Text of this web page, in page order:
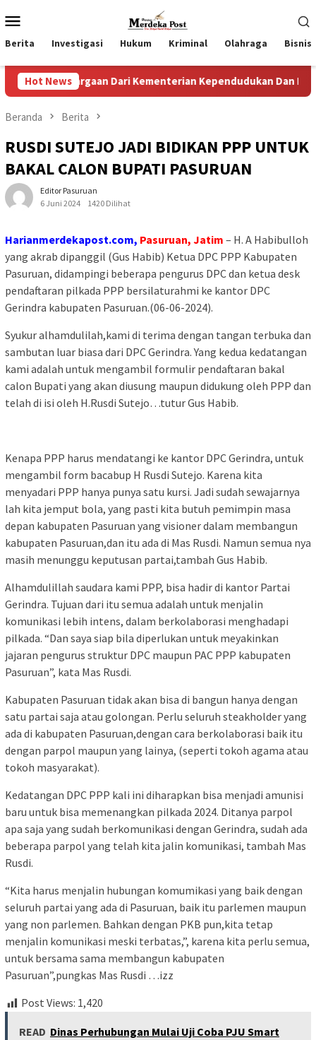
ke
kontenMobile
Berita Investigasi Hukum Kriminal Olahraga Bisnis
Hot News
Dari Kementerian Kependudukan Dan Pembangunan
Beranda Berita
RUSDI SUTEJO JADI BIDIKAN PPP UNTUK
BAKAL CALON BUPATI PASURUAN
Editor Pasuruan
6 Juni 2024
1420 Dilihat
Harianmerdekapost.com, Pasuruan, Jatim – H. A Habibulloh
yang akrab dipanggil (Gus Habib) Ketua DPC PPP Kabupaten
Pasuruan, didampingi beberapa pengurus DPC dan ketua desk
pendaftaran pilkada PPP bersilaturahmi ke kantor DPC
Gerindra kabupaten Pasuruan.(06-06-2024).
Syukur alhamdulilah,kami di terima dengan tangan terbuka dan
sambutan luar biasa dari DPC Gerindra. Yang kedua kedatangan
kami adalah untuk mengambil formulir pendaftaran bakal
calon Bupati yang akan diusung maupun didukung oleh PPP dan
telah di isi oleh H.Rusdi Sutejo…tutur Gus Habib.
Kenapa PPP harus mendatangi ke kantor DPC Gerindra, untuk
mengambil form bacabup H Rusdi Sutejo. Karena kita
menyadari PPP hanya punya satu kursi. Jadi sudah sewajarnya
lah kita jemput bola, yang pasti kita butuh pemimpin masa
depan kabupaten Pasuruan yang visioner dalam membangun
kabupaten Pasuruan,dan itu ada di Mas Rusdi. Namun semua nya
masih menunggu keputusan partai,tambah Gus Habib.
Alhamdulillah saudara kami PPP, bisa hadir di kantor Partai
Gerindra. Tujuan dari itu semua adalah untuk menjalin
komunikasi lebih intens, dalam berkolaborasi menghadapi
pilkada. “Dan saya siap bila diperlukan untuk meyakinkan
jajaran pengurus struktur DPC maupun PAC PPP kabupaten
Pasuruan”, kata Mas Rusdi.
Kabupaten Pasuruan tidak akan bisa di bangun hanya dengan
satu partai saja atau golongan. Perlu seluruh steakholder yang
ada di kabupaten Pasuruan,dengan cara berkolaborasi baik itu
dengan parpol maupun yang lainya, (seperti tokoh agama atau
tokoh masyarakat).
Kedatangan DPC PPP kali ini diharapkan bisa menjadi amunisi
baru untuk bisa memenangkan pilkada 2024. Ditanya parpol
apa saja yang sudah berkomunikasi dengan Gerindra, sudah ada
beberapa parpol yang telah kita jalin komunikasi, tambah Mas
Rusdi.
“Kita harus menjalin hubungan komumikasi yang baik dengan
seluruh partai yang ada di Pasuruan, baik itu parlemen maupun
yang non parlemen. Bahkan dengan PKB pun,kita tetap
menjalin komunikasi meski terbatas,”, karena kita perlu semua,
untuk bersama sama membangun kabupaten
Pasuruan”,pungkas Mas Rusdi …izz
Post Views: 1,420
READ Dinas Perhubungan Mulai Uji Coba PJU Smart